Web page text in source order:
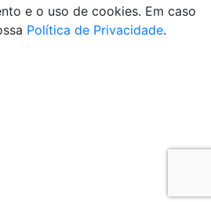
e o uso de cookies. Em caso
Política de Privacidade.